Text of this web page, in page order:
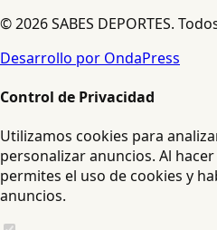
© 2026 SABES DEPORTES.
Desarrollo por OndaPress
Control de Privacidad
Utilizamos cookies para
personalizar anuncios. Al
permites el uso de cookies y
anuncios.